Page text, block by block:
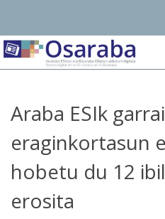
Araba ESIk
eraginkortasun
hobetu du 12
erosita